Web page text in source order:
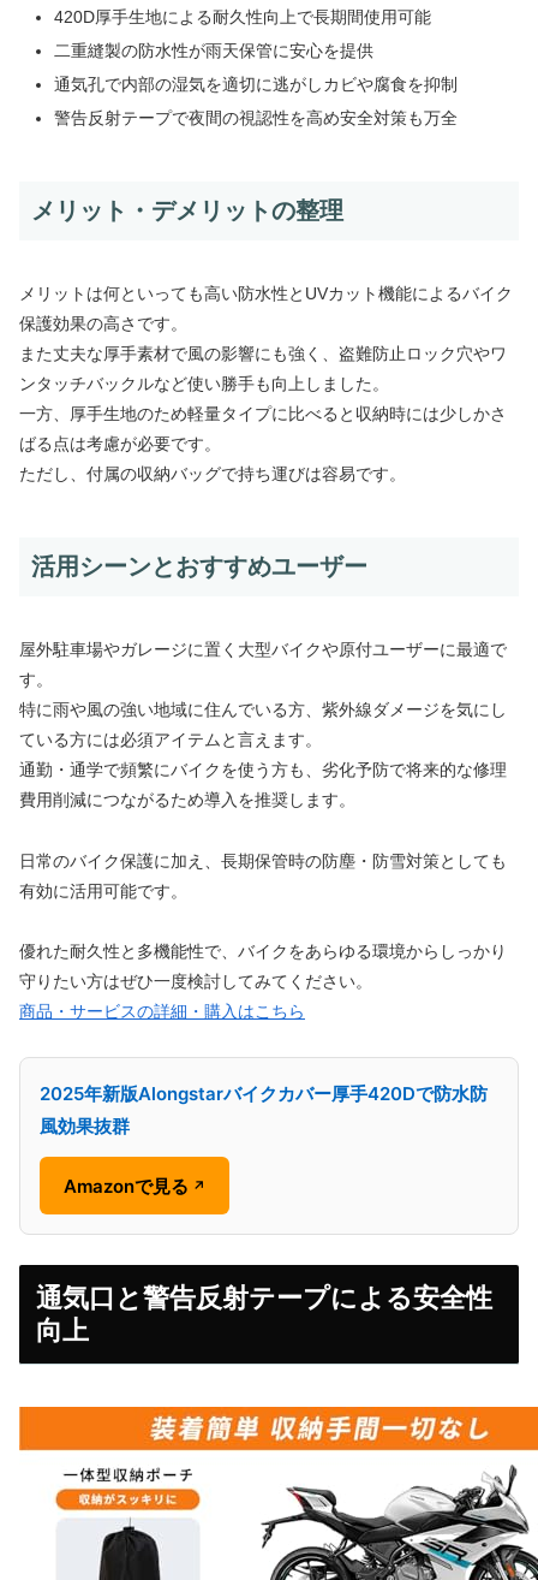
420D厚手生地による耐久性向上で長期間使用可能
二重縫製の防水性が雨天保管に安心を提供
通気孔で内部の湿気を適切に逃がしカビや腐食を抑制
警告反射テープで夜間の視認性を高め安全対策も万全
メリット・デメリットの整理
メリットは何といっても高い防水性とUVカット機能によるバイク
保護効果の高さです。
また丈夫な厚手素材で風の影響にも強く、盗難防止ロック穴やワ
ンタッチバックルなど使い勝手も向上しました。
一方、厚手生地のため軽量タイプに比べると収納時には少しかさ
ばる点は考慮が必要です。
ただし、付属の収納バッグで持ち運びは容易です。
活用シーンとおすすめユーザー
屋外駐車場やガレージに置く大型バイクや原付ユーザーに最適で
す。
特に雨や風の強い地域に住んでいる方、紫外線ダメージを気にし
ている方には必須アイテムと言えます。
通勤・通学で頻繁にバイクを使う方も、劣化予防で将来的な修理
費用削減につながるため導入を推奨します。
日常のバイク保護に加え、長期保管時の防塵・防雪対策としても
有効に活用可能です。
優れた耐久性と多機能性で、バイクをあらゆる環境からしっかり
守りたい方はぜひ一度検討してみてください。
商品・サービスの詳細・購入はこちら
2025年新版Alongstarバイクカバー厚手420Dで防水防
風効果抜群
Amazonで見る ↗
通気口と警告反射テープによる安全性
向上